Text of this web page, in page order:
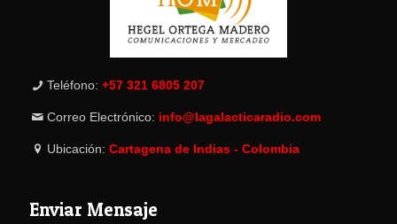
Teléfono: +57 321 6805 207
Correo Electrónico: info@lagalacticaradio.com
Ubicación: Cartagena de Indias - Colombia
Enviar Mensaje